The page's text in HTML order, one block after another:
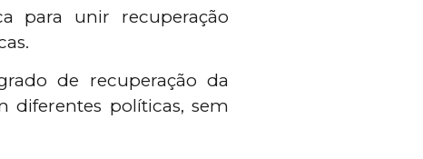
para unir recuperação
de recuperação da
diferentes políticas, sem